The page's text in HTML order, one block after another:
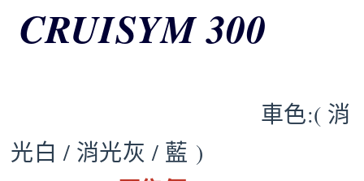
CRUISYM 300
車色:( 消
光白 / 消光灰 / 藍 )